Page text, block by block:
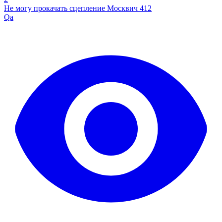
Не могу прокачать сцепление Москвич 412
Qa